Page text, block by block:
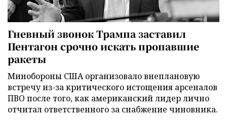
Гневный звонок Трампа заставил
Пентагон срочно искать пропавшие
ракеты
Минобороны США организовало внеплановую
встречу из-за критического истощения арсеналов
ПВО после того, как американский лидер лично
отчитал ответственного за снабжение чиновника.